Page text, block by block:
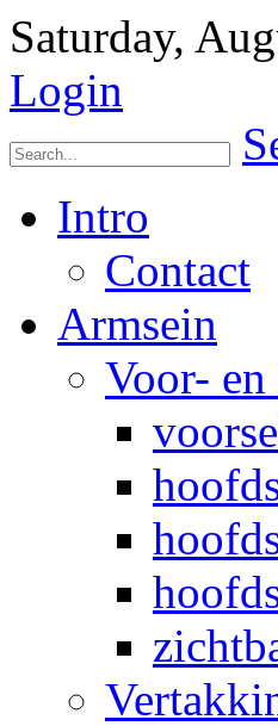
Saturday,
Login
Intro
Contact
Armsein
Voor-